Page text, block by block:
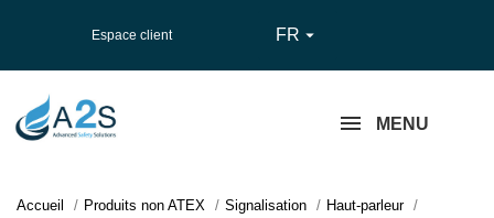
Espace client FR 
MENU
Accueil Produits non ATEX Signalisation
Haut-parleur